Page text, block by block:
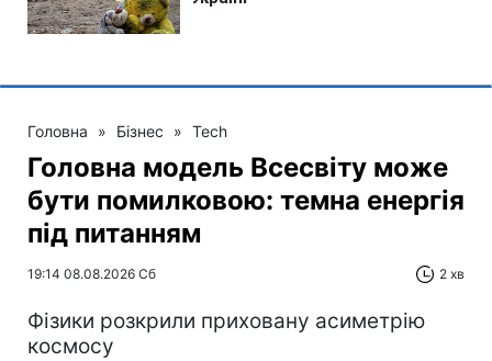
Головна » Бізнес » Tech
Головна модель Всесвіту може
бути помилковою: темна енергія
під питанням
19:14 08.08.2026 Сб 2 хв
Фізики розкрили приховану асиметрію
космосу